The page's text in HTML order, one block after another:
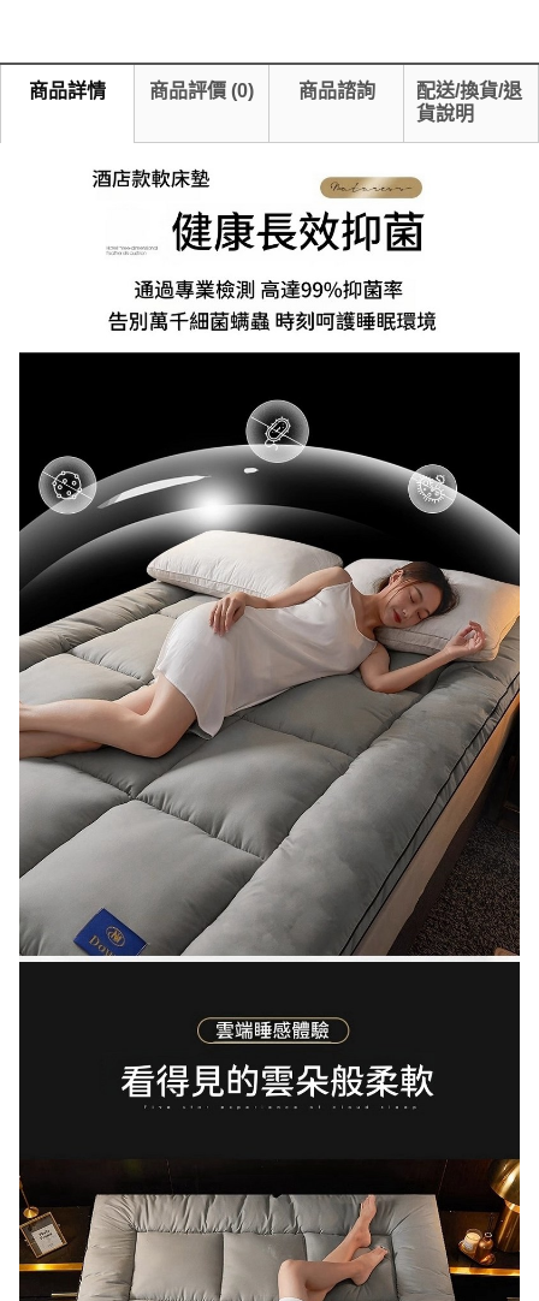
商品詳情 商品評價 (0) 商品諮詢
配送/換貨/退
貨說明